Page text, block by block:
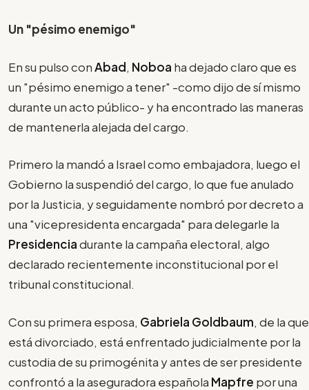
Un "pésimo enemigo"
En su pulso conAbad, Noboa ha dejado claro que es
un "pésimo enemigo a tener" -como dijo de sí mismo
durante un acto público- y ha encontrado las maneras
de mantenerla alejada del cargo.
Primero la mandó a Israel como embajadora, luego el
Gobierno la suspendió del cargo, lo que fue anulado
por la Justicia, y seguidamente nombró por decreto a
una "vicepresidenta encargada" para delegarle la
Presidenciadurante la campaña electoral, algo
declarado recientemente inconstitucional por el
tribunal constitucional.
Con su primera esposa, Gabriela Goldbaum, de la que
está divorciado, está enfrentado judicialmente por la
custodia de su primogénita y antes de ser presidente
confrontó a la aseguradora española Mapfre por una